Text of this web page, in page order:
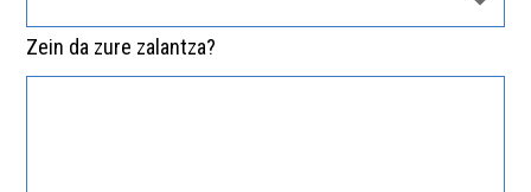
Zein da zure zalantza?